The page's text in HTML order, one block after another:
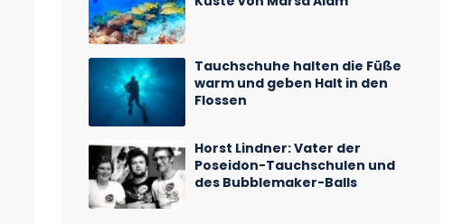
Tauchschuhe halten die Füße
warm und geben Halt in den
Flossen
Horst Lindner: Vater der
Poseidon-Tauchschulen und
des Bubblemaker-Balls